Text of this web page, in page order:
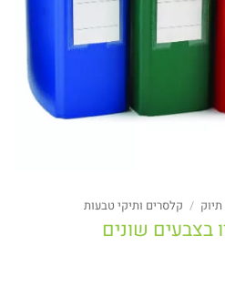
תיוק / קלסרים ותיקי טבעות